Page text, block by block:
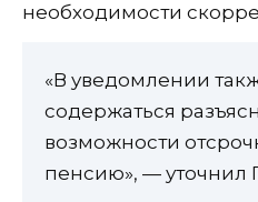
необходимости
«В уведомлении
содержаться
возможности
пенсию», — уточнил